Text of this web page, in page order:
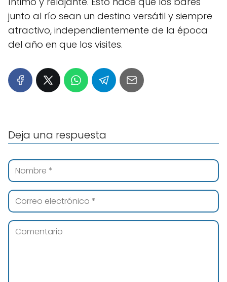
junto al río sean un destino versátil y siempre
atractivo, independientemente de la época
del año en que los visites.
Deja una respuesta